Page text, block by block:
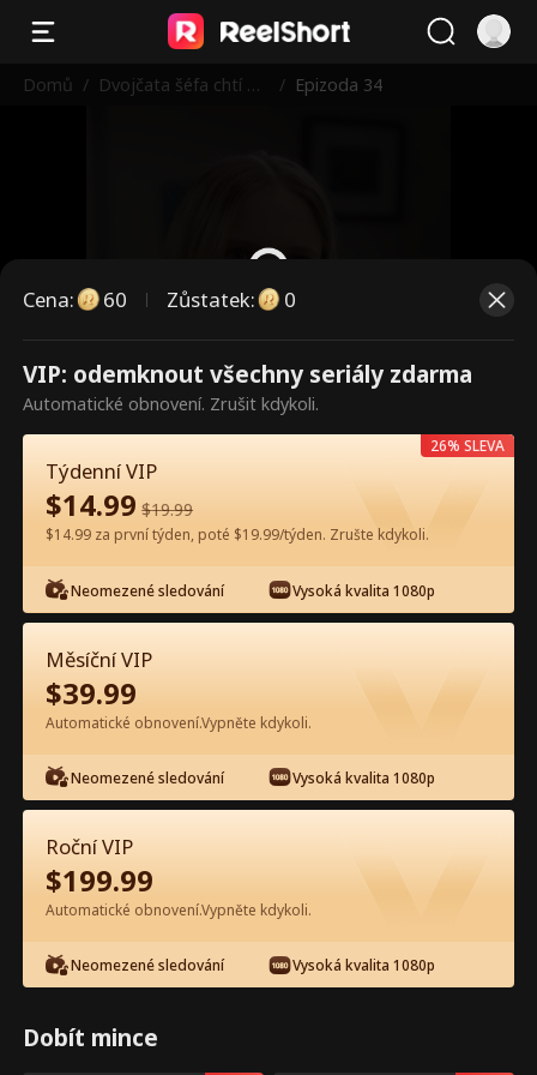
Domů / Dvojčata šéfa chtí m
/ Epizoda 34
Toto jsou placené epizody.
Odemkněte pro sledování.
60
Sledujte zdarma v aplikaci
Epizoda 34 - Dvojčata šéfa chtí
maminku zpět Celý film
0-49 50-99 100-105
34 35 36 37 38
Cena: 60 Zůstatek: 0
VIP: odemknout všechny seriály zdarma
Automatické obnovení. Zrušit kdykoli.
Týdenní VIP
$14.99 $19.99
$14.99 za první týden, poté $19.99/týden. Zrušte kdykoli.
Neomezené sledování Vysoká kvalita 1080p
26% SLEVA
Měsíční VIP
$39.99
Automatické obnovení.Vypněte kdykoli.
Neomezené sledování Vysoká kvalita 1080p
Roční VIP
$199.99
Automatické obnovení.Vypněte kdykoli.
Neomezené sledování Vysoká kvalita 1080p
Dobít mince